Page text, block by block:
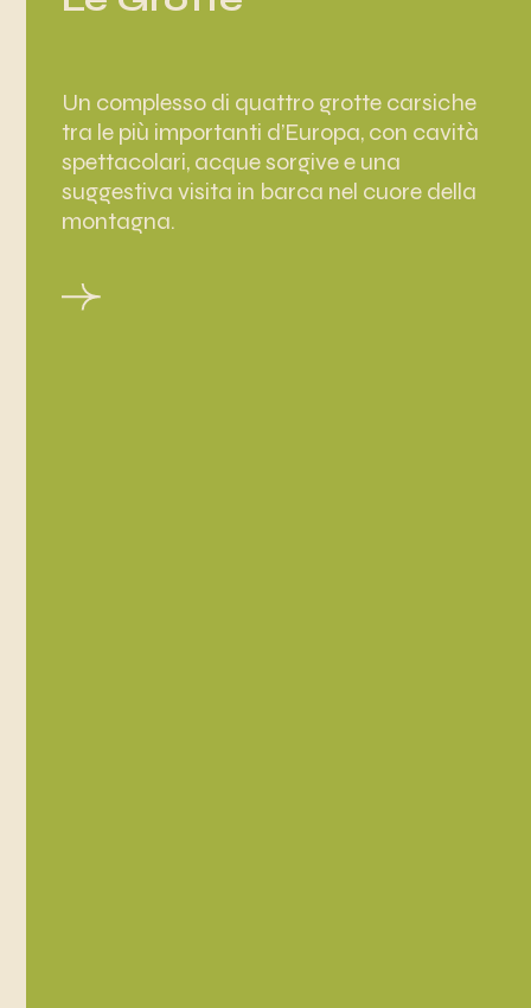
Un complesso di quattro grotte carsiche
tra le più importanti d’Europa, con cavità
spettacolari, acque sorgive e una
suggestiva visita in barca nel cuore della
montagna.